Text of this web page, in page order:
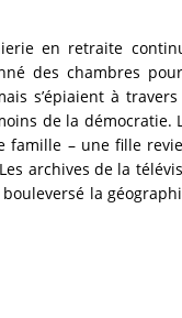
en retraite
des chambres
s’épiaient à
de la démocratie.
famille – une fille
archives de la
la